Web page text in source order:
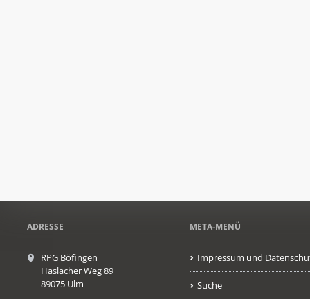
ADRESSE
RPG Böfingen
Haslacher Weg 89
89075 Ulm
META-MENÜ
Impressum und
Suche